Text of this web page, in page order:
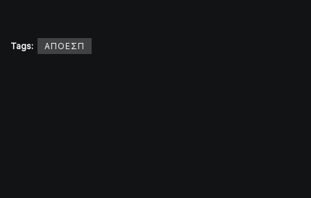
Tags: ΑΠΟΕΣΠ